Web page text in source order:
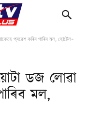
প্ৰৱেশ কৰিব পাৰিব মল, হোটেল-
ডজ লোৱা
মল,